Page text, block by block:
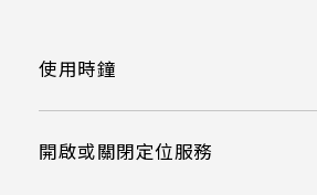
使用時鐘
開啟或關閉定位服務